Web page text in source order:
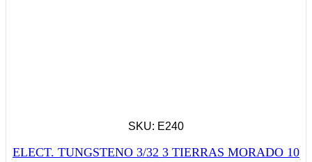
SKU: E240
ELECT. TUNGSTENO 3/32 3 TIERRAS MORADO 10